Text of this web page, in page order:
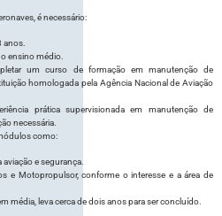
é necessário:
anos.
ensino médio.
um curso de formação em manutenção de
homologada pela Agência Nacional de Aviação
prática supervisionada em manutenção de
necessária.
como:
e segurança.
e Motopropulsor, conforme o interesse e a área de
média, leva cerca de dois anos para ser concluído.